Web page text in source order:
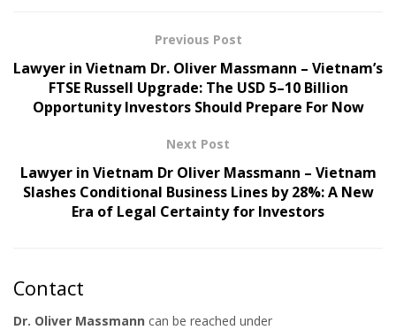
Previous Post
Lawyer in Vietnam Dr. Oliver Massmann – Vietnam’s
FTSE Russell Upgrade: The USD 5–10 Billion
Opportunity Investors Should Prepare For Now
Next Post
Lawyer in Vietnam Dr Oliver Massmann – Vietnam
Slashes Conditional Business Lines by 28%: A New
Era of Legal Certainty for Investors
Contact
Dr. Oliver Massmann can be reached under